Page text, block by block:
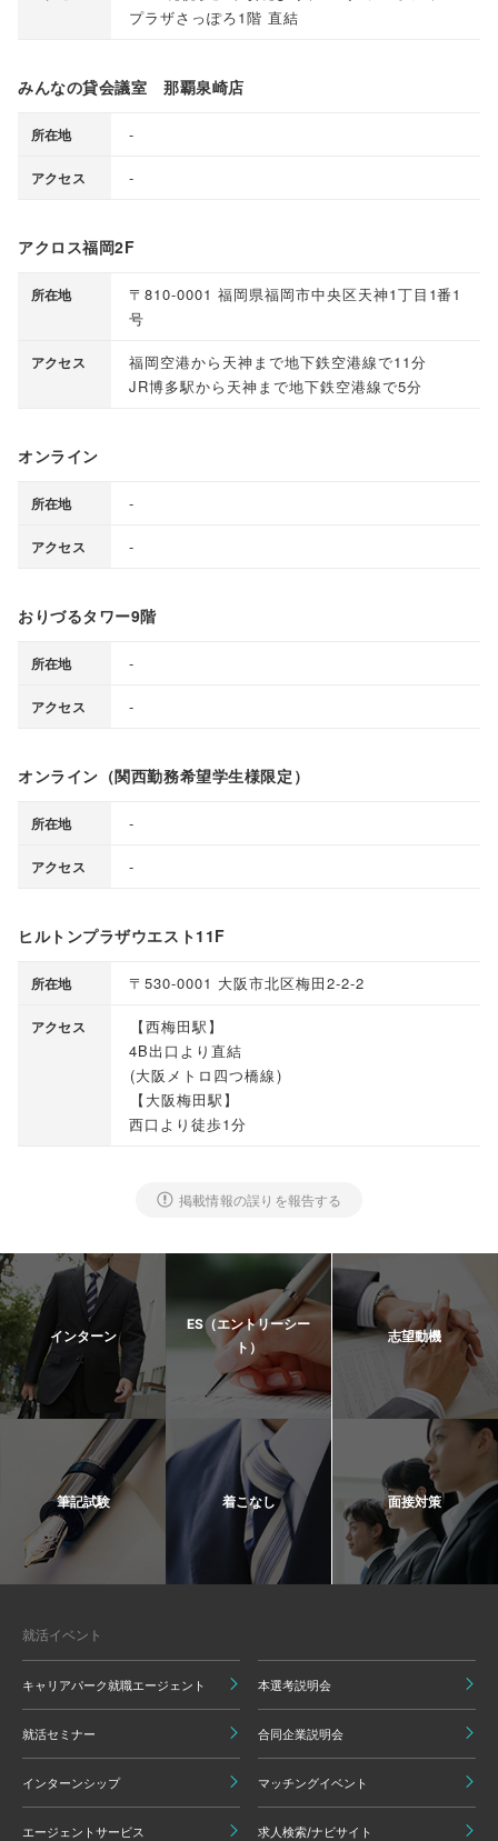
プラザさっぽろ1階 直結
みんなの貸会議室 那覇泉崎店
所在地 -
アクセス -
アクロス福岡2F
所在地
〒810-0001 福岡県福岡市中央区天神1丁目1番1
号
アクセス
福岡空港から天神まで地下鉄空港線で11分
JR博多駅から天神まで地下鉄空港線で5分
オンライン
所在地 -
アクセス -
おりづるタワー9階
所在地 -
アクセス -
オンライン（関西勤務希望学生様限定）
所在地 -
アクセス -
ヒルトンプラザウエスト11F
所在地 〒530-0001 大阪市北区梅田2-2-2
アクセス 【西梅田駅】
4B出口より直結
(大阪メトロ四つ橋線)
【大阪梅田駅】
西口より徒歩1分
掲載情報の誤りを報告する
インターン
ES（エントリーシー
ト）
志望動機
筆記試験 着こなし 面接対策
就活イベント
キャリアパーク就職エージェント 本選考説明会
就活セミナー 合同企業説明会
インターンシップ マッチングイベント
エージェントサービス 求人検索/ナビサイト